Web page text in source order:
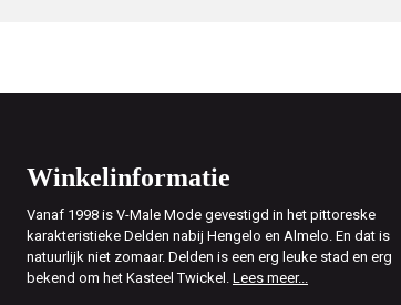
Winkelinformatie
Vanaf 1998 is V-Male Mode gevestigd in het pittoreske
karakteristieke Delden nabij Hengelo en Almelo. En dat is
natuurlijk niet zomaar. Delden is een erg leuke stad en erg
bekend om het Kasteel Twickel. Lees meer...